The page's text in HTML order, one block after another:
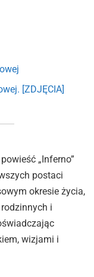
[ZDJĘCIA]
„Inferno”
postaci
okresie życia,
i
wizjami i